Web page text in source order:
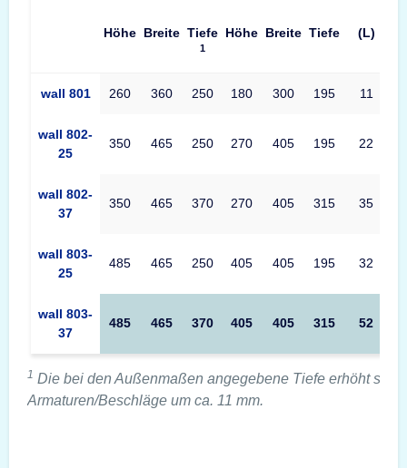
Höhe Breite Tiefe
1
Höhe Breite Tiefe (L)
wall 801 260 360 250 180 300 195 11
wall 802-
25
350 465 250 270 405 195 22
wall 802-
37
350 465 370 270 405 315 35
wall 803-
25
485 465 250 405 405 195 32
wall 803-
37
485 465 370 405 405 315 52
1 Die bei den Außenmaßen angegebene Tiefe erhöht sich
Armaturen/Beschläge um ca. 11 mm.